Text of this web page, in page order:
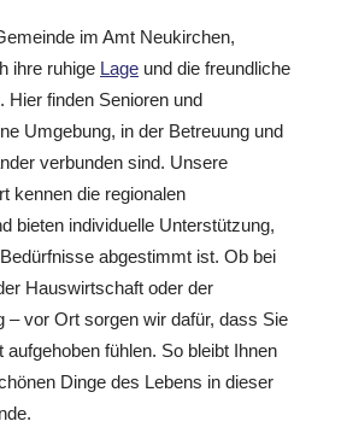
im Amt Neukirchen,
ihre ruhige Lage und die freundliche
Hier finden Senioren und
Umgebung, in der Betreuung und
verbunden sind. Unsere
kennen die regionalen
bieten individuelle Unterstützung,
abgestimmt ist. Ob bei
Hauswirtschaft oder der
– vor Ort sorgen wir dafür, dass Sie
fühlen. So bleibt Ihnen
Dinge des Lebens in dieser